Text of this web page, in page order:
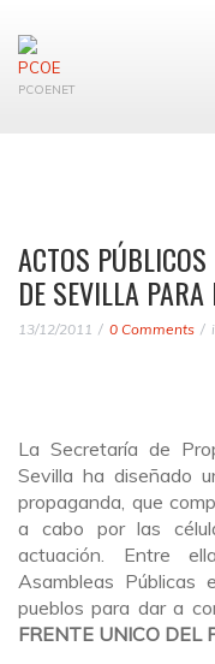
PCOENET
ACTOS
DE SEVILLA
13/12/2011 0 Comments
La Secretaría de
Sevilla ha diseñado
propaganda, que
a cabo por las
actuación. Entre
Asambleas Públicas
pueblos para dar a
FRENTE UNICO DEL